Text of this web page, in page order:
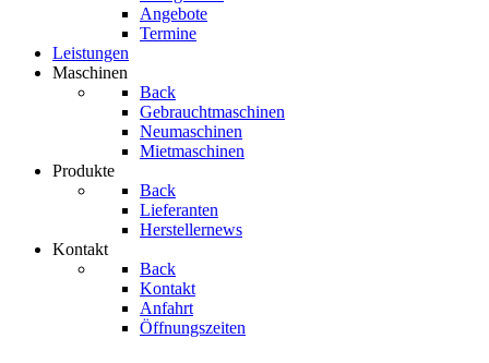
Angebote
Termine
Leistungen
Maschinen
Back
Gebrauchtmaschinen
Neumaschinen
Mietmaschinen
Produkte
Back
Lieferanten
Herstellernews
Kontakt
Back
Kontakt
Anfahrt
Öffnungszeiten